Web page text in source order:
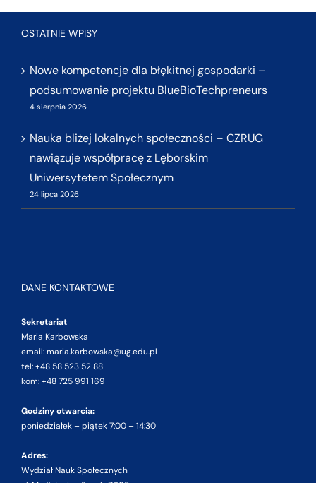
OSTATNIE WPISY
Nowe kompetencje dla błękitnej gospodarki –
podsumowanie projektu BlueBioTechpreneurs
4 sierpnia 2026
Nauka bliżej lokalnych społeczności – CZRUG
nawiązuje współpracę z Lęborskim
Uniwersytetem Społecznym
24 lipca 2026
DANE KONTAKTOWE
Sekretariat
Maria Karbowska
email: maria.karbowska@ug.edu.pl
tel: +48 58 523 52 88
kom: +48 725 991 169
Godziny otwarcia:
poniedziałek – piątek 7:00 – 14:30
Adres:
Wydział Nauk Społecznych